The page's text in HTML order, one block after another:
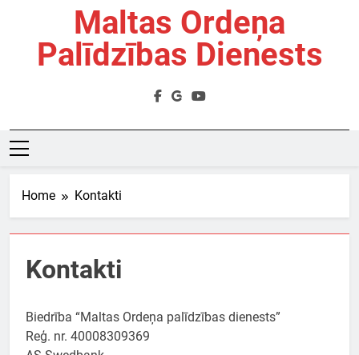
Maltas Ordeņa
Palīdzības Dienests
Home Kontakti
Kontakti
Biedrība “Maltas Ordeņa palīdzības dienests”
Reģ. nr. 40008309369